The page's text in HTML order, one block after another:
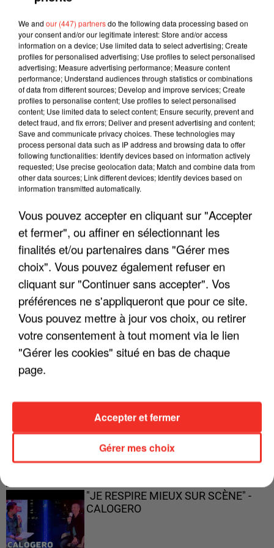
FRANCE
"JE SUIS À DISPOSITION DES
ENFOIRÉS"
"ON A TOUS LE TRAC"
"ON N'EST PAS DES PARENTS
PARFAITS"
"JE RESPIRE MIEUX SUR SCÈNE" -
CALOGERO
We and our (447) partnersdo the following data processing based on
your consent and/or our legitimate interest: Store and/or access
information on a device; Use limited data to select advertising; Create
profiles for personalised advertising; Use profiles to select personalised
advertising; Measure advertising performance; Measure content
performance; Understand audiences through statistics or combinations
of data from different sources; Develop and improve services; Create
profiles to personalise content; Use profiles to select personalised
content; Use limited data to select content; Ensure security, prevent and
detect fraud, and fix errors; Deliver and present advertising and content;
Save and communicate privacy choices. These technologies may
process personal data such as IP address and browsing data to offer
following functionalities: Identify devices based on information actively
requested; Use precise geolocation data; Match and combine data from
other data sources; Link different devices; Identify devices based on
information transmitted automatically.
Vous pouvez accepter en cliquant sur "Accepter
et fermer", ou affiner en sélectionnant les
finalités et/ou partenaires dans "Gérer mes
choix". Vous pouvez également refuser en
cliquant sur "Continuer sans accepter". Vos
préférences ne s'appliqueront que pour ce site.
Vous pouvez mettre à jour vos choix, ou retirer
votre consentement à tout moment via le lien
"Gérer les cookies" situé en bas de chaque
page.
Gérer mes choix
Accepter et fermer